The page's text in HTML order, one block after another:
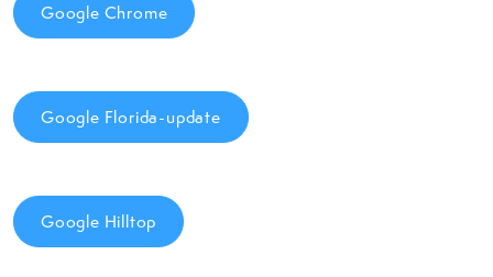
Google Chrome
Google Florida-update
Google Hilltop